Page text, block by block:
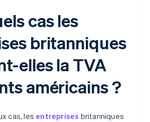
cas les
britanniques
elles la TVA
américains ?
cas, les entreprises britanniques